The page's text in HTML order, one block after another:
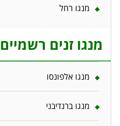
מנגו רחל
מנגו זנים רשמיים
מנגו אלפונסו
מנגו ברנדיבני